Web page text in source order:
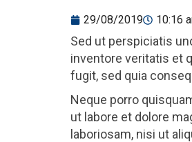
29/08/2019 10:16
Sed ut perspiciatis
inventore veritatis et
fugit, sed quia
Neque porro
ut labore et dolore
laboriosam, nisi ut